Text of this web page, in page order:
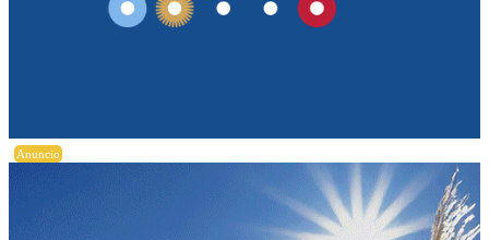
Anuncio